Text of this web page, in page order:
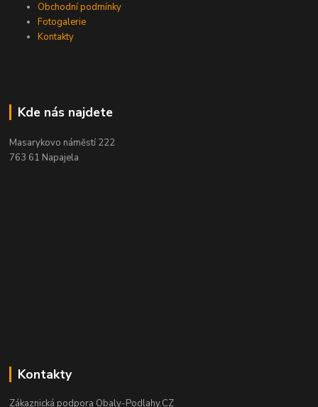
Obchodní podmínky
Fotogalerie
Kontakty
Kde nás najdete
Masarykovo náměstí 222
763 61 Napajela
Kontakty
Zákaznická podpora Obaly-Podlahy.CZ